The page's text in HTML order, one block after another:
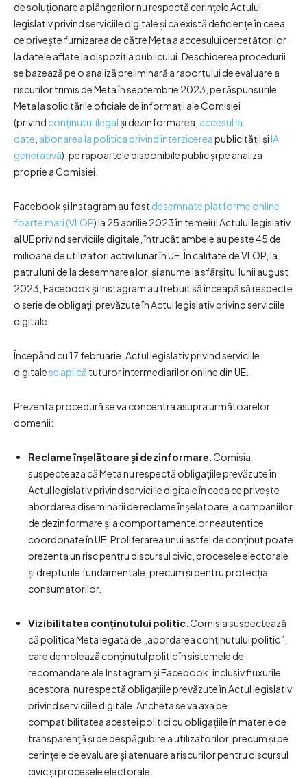
de soluționare a plângerilor nu respectă cerințele Actului
legislativ privind serviciile digitale și că există deficiențe în ceea
ce privește furnizarea de către Meta a accesului cercetătorilor
la datele aflate la dispoziția publicului. Deschiderea procedurii
se bazează pe o analiză preliminară a raportului de evaluare a
riscurilor trimis de Meta în septembrie 2023, pe răspunsurile
Meta la solicitările oficiale de informații ale Comisiei
(privind conținutul ilegalși dezinformarea, accesul la
date abonarea la politica privind interzicereapublicității șiIA
generativă), pe rapoartele disponibile public și pe analiza
proprie a Comisiei.
Facebook și Instagram au fost desemnate platforme online
foarte mari (VLOP) la 25 aprilie 2023 în temeiul Actului legislativ
al UE privind serviciile digitale, întrucât ambele au peste 45 de
milioane de utilizatori activi lunar în UE. În calitate de VLOP, la
patru luni de la desemnarea lor, și anume la sfârșitul lunii august
2023, Facebook și Instagram au trebuit să înceapă să respecte
o serie de obligații prevăzute în Actul legislativ privind serviciile
digitale.
Începând cu 17 februarie, Actul legislativ privind serviciile
digitalese aplică tuturor intermediarilor online din UE.
Prezenta procedură se va concentra asupra următoarelor
domenii:
Reclame înșelătoare și dezinformare . Comisia
suspectează că Meta nu respectă obligațiile prevăzute în
Actul legislativ privind serviciile digitale în ceea ce privește
abordarea diseminării de reclame înșelătoare, a campaniilor
de dezinformare și a comportamentelor neautentice
coordonate în UE. Proliferarea unui astfel de conținut poate
prezenta un risc pentru discursul civic, procesele electorale
și drepturile fundamentale, precum și pentru protecția
consumatorilor.
Vizibilitatea conținutului politic . Comisia suspectează
că politica Meta legată de „abordarea conținutului politic”,
care demolează conținutul politic în sistemele de
recomandare ale Instagram și Facebook, inclusiv fluxurile
acestora, nu respectă obligațiile prevăzute în Actul legislativ
privind serviciile digitale. Ancheta se va axa pe
compatibilitatea acestei politici cu obligațiile în materie de
transparență și de despăgubire a utilizatorilor, precum și pe
cerințele de evaluare și atenuare a riscurilor pentru discursul
civic și procesele electorale.